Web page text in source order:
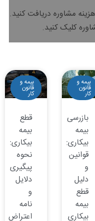
مشاوره دریافت کنید.
کلیک کنید.
بیمه و
قانون
کار
بازرسی
بیمه
بیکاری:
قوانین
و
دلیل
قطع
بیمه
بیکاری
بیمه و
قانون
کار
قطع
بیمه
بیکاری:
نحوه
پیگیری
دلایل
و
نامه
اعتراض